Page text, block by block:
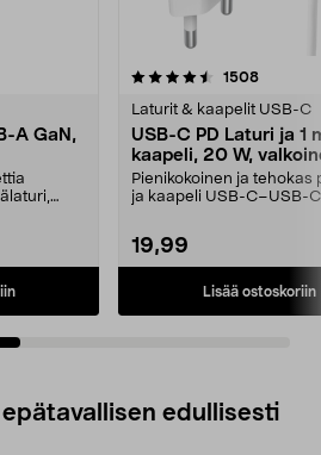
A GaN,
1508
Laturit & kaapelit USB-C
USB-C PD Laturi ja 1
kaapeli, 20 W,
Pienikokoinen ja tehokas
ja kaapeli USB-C–USB-C
19,99
Lisää ostoskoriin
4.5viidestä
edullisesti